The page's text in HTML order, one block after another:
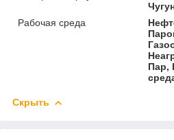
Рабочая среда
Пар,
Скрыть